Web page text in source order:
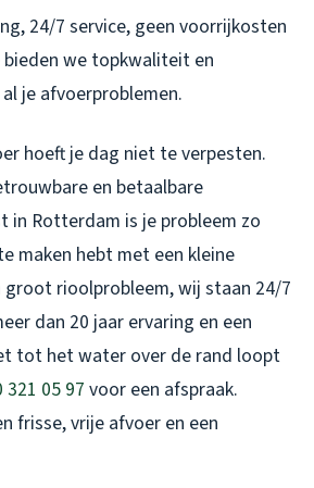
24/7 service, geen voorrijkosten
we topkwaliteit en
je afvoerproblemen.
hoeft je dag niet te verpesten.
en betaalbare
in Rotterdam is je probleem zo
maken hebt met een kleine
rioolprobleem, wij staan 24/7
dan 20 jaar ervaring en een
tot het water over de rand loopt
321 05 97 voor een afspraak.
frisse, vrije afvoer en een